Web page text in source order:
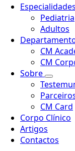
Especialidades
Pediatria
Adultos
CM
CM
Sobre
CM Card
Corpo Clínico
Artigos
Contactos